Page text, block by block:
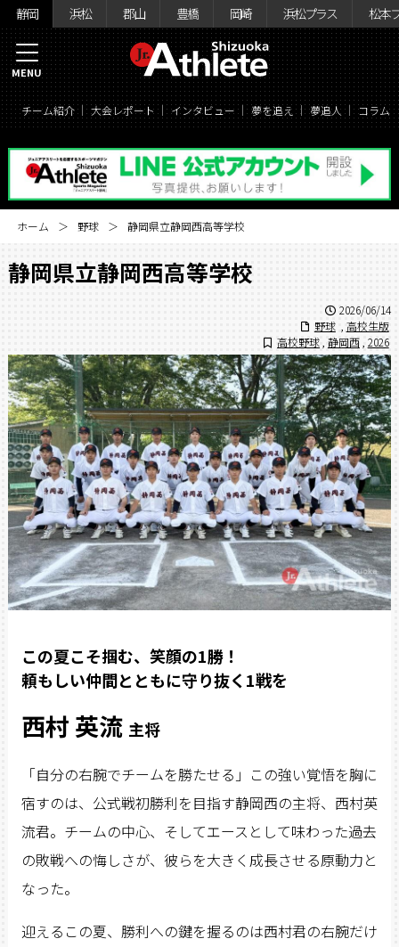
静岡 浜松 郡山 豊橋 岡崎 浜松プラス 松本
チーム紹介 大会レポート インタビュー 夢を追え 夢追人 コラム
MENU
ホーム 野球 静岡県立静岡西高等学校
静岡県立静岡西高等学校
2026/06/14
野球
高校生版
高校野球 静岡西 2026
この夏こそ掴む、笑顔の1勝！
頼もしい仲間とともに守り抜く1戦を
西村 英流 主将
「自分の右腕でチームを勝たせる」この強い覚悟を胸に
宿すのは、公式戦初勝利を目指す静岡西の主将、西村英
流君。チームの中心、そしてエースとして味わった過去
の敗戦への悔しさが、彼らを大きく成長させる原動力と
なった。
迎えるこの夏、勝利への鍵を握るのは西村君の右腕だけ